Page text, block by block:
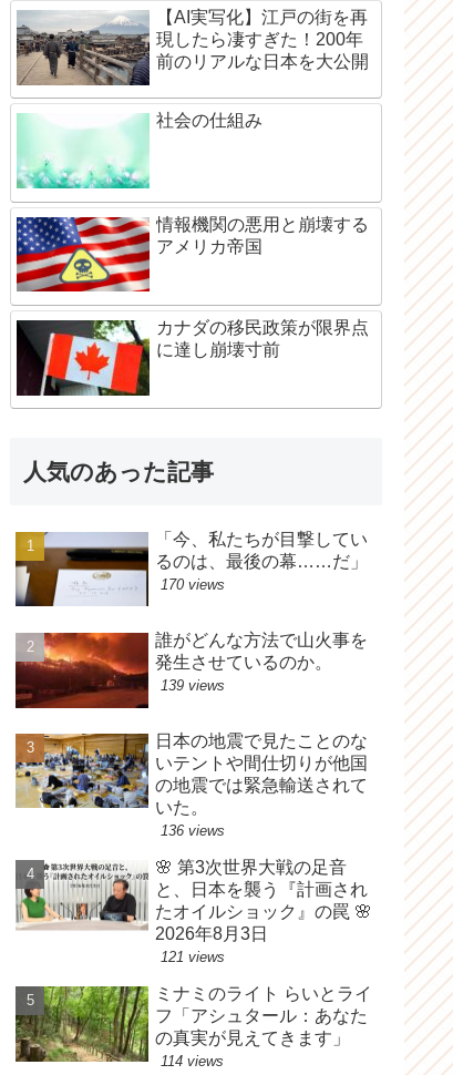
【AI実写化】江戸の街を再
現したら凄すぎた！200年
前のリアルな日本を大公開
社会の仕組み
情報機関の悪用と崩壊する
アメリカ帝国
カナダの移民政策が限界点
に達し崩壊寸前
人気のあった記事
「今、私たちが目撃してい
るのは、最後の幕……だ」
170 views
誰がどんな方法で山火事を
発生させているのか。
139 views
日本の地震で見たことのな
いテントや間仕切りが他国
の地震では緊急輸送されて
いた。
136 views
🌸 第3次世界大戦の足音
と、日本を襲う『計画され
たオイルショック』の罠 🌸
2026年8月3日
121 views
ミナミのライト らいとライ
フ「アシュタール：あなた
の真実が見えてきます」
114 views